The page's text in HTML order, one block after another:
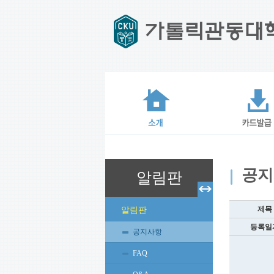
알림판
알림판
공지사항
FAQ
공
제목
등록일